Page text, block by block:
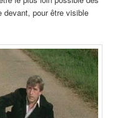
devant, pour être visible